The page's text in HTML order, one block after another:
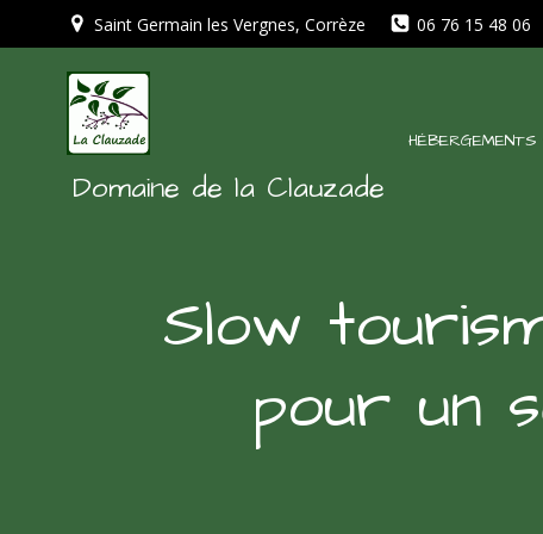
au
contenu
Saint Germain les Vergnes, Corrèze 06 76 15 48 06
Domaine de la Clauzade
HÉBERGEMENTS
Slow
pour un